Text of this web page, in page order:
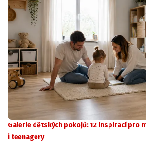
Galerie dětských pokojů: 12 inspirací pro
i teenagery